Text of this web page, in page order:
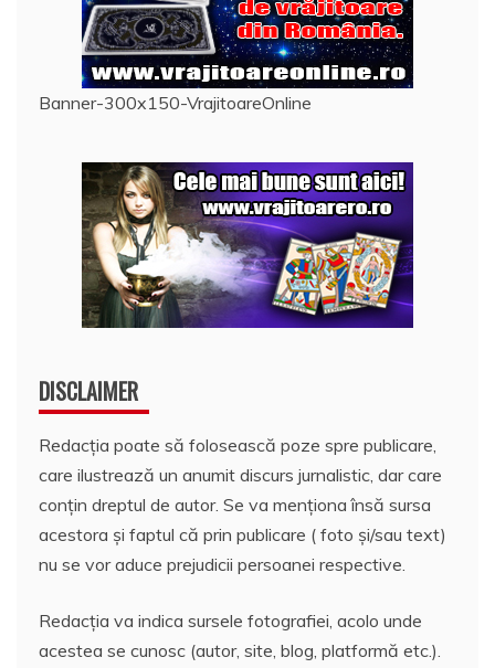
Banner-300x150-VrajitoareOnline
DISCLAIMER
Redacția poate să folosească poze spre publicare,
care ilustrează un anumit discurs jurnalistic, dar care
conțin dreptul de autor. Se va menționa însă sursa
acestora și faptul că prin publicare ( foto și/sau text)
nu se vor aduce prejudicii persoanei respective.
Redacția va indica sursele fotografiei, acolo unde
acestea se cunosc (autor, site, blog, platformă etc.).